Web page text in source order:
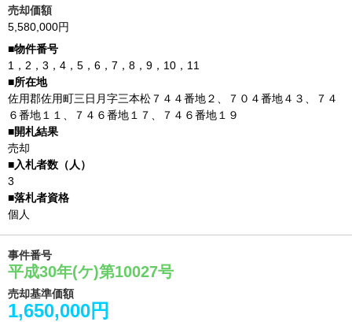
売却価額
5,580,000円
1，2，3，4，5，6，7，8，9，10，11
佐用郡佐用町三日月字三本松７４４番地２、７０４番地４３、７４
６番地１１、７４６番地１７、７４６番地１９
売却
3
個人
事件番号
平成30年(ケ)第10027号
売却基準価額
1,650,000円